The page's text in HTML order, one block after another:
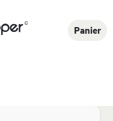
Panier